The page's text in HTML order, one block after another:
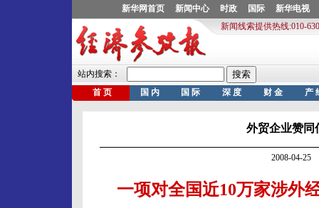
外贸企业赞同
2008-04-25
一项对全国近10万家涉外